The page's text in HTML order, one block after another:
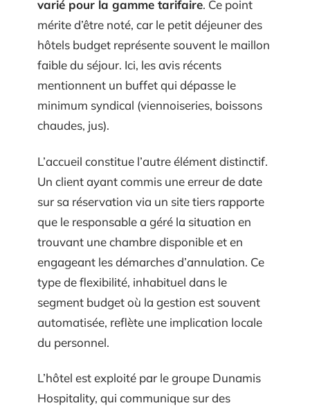
varié pour la gamme tarifaire. Ce point
mérite d’être noté, car le petit déjeuner des
hôtels budget représente souvent le maillon
faible du séjour. Ici, les avis récents
mentionnent un buffet qui dépasse le
minimum syndical (viennoiseries, boissons
chaudes, jus).
L’accueil constitue l’autre élément distinctif.
Un client ayant commis une erreur de date
sur sa réservation via un site tiers rapporte
que le responsable a géré la situation en
trouvant une chambre disponible et en
engageant les démarches d’annulation. Ce
type de flexibilité, inhabituel dans le
segment budget où la gestion est souvent
automatisée, reflète une implication locale
du personnel.
L’hôtel est exploité par le groupe Dunamis
Hospitality, qui communique sur des